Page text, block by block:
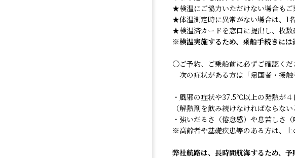
★検温にご協力いただけない場合もご
★体温測定時に異常がない場合は、1
★検温済カードを窓口に提出し、枚数
※検温実施するため、乗船手続きに
○ご予約、ご乗船前に必ずご確認くだ
次の症状がある方は「帰国者・接触
・風邪の症状や37.5℃以上の発熱が４
（解熱剤を飲み続けなければならない
・強いだるさ（倦怠感）や息苦しさ（
※高齢者や基礎疾患等のある方は、
弊社航路は、長時間航海するため、予